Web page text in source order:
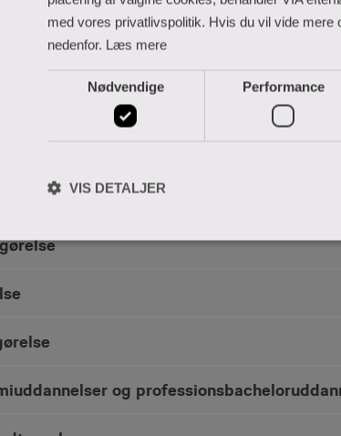
Ingeniøruddannelser og Produktionsteknolog
og love
gældende lov eller bekendtgørelse.
og
med vores privatlivspolitik. Hvis du vil vide
nedenfor. Læs mere
Nødvendige Performance
VIS DETALJER